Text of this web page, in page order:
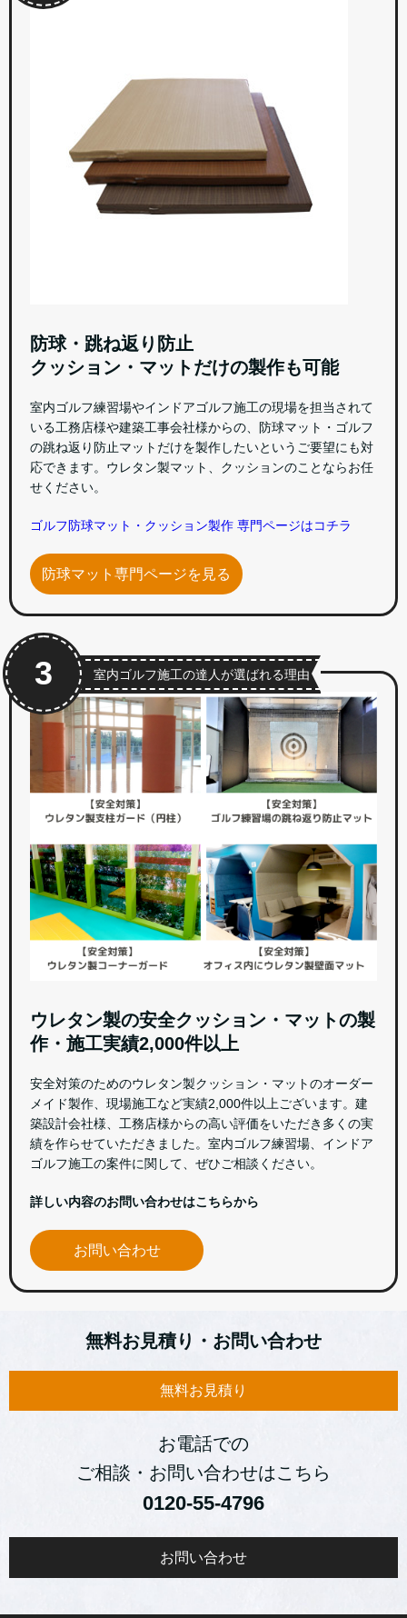
防球・跳ね返り防止
クッション・マットだけの製作も可能
室内ゴルフ練習場やインドアゴルフ施工の現場を担当されて
いる工務店様や建築工事会社様からの、防球マット・ゴルフ
の跳ね返り防止マットだけを製作したいというご要望にも対
応できます。ウレタン製マット、クッションのことならお任
せください。
ゴルフ防球マット・クッション製作 専門ページはコチラ
防球マット専門ページを見る
室内ゴルフ施工の達人が選ばれる理由
3
ウレタン製の安全クッション・マットの製
作・施工実績2,000件以上
安全対策のためのウレタン製クッション・マットのオーダー
メイド製作、現場施工など実績2,000件以上ございます。建
築設計会社様、工務店様からの高い評価をいただき多くの実
績を作らせていただきました。室内ゴルフ練習場、インドア
ゴルフ施工の案件に関して、ぜひご相談ください。
詳しい内容のお問い合わせはこちらから
お問い合わせ
無料お見積り・お問い合わせ
無料お見積り
お電話での
ご相談・お問い合わせはこちら
0120‐55-4796
お問い合わせ